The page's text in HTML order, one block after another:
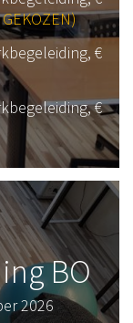
GEKOZEN)
€
€
BO
2026